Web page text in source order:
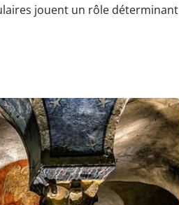
jouent un rôle déterminant